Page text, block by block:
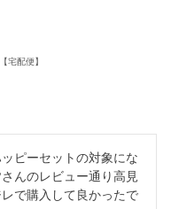
宅配便】
ピーセットの対象にな
んのレビュー通り高見
で購入して良かったで